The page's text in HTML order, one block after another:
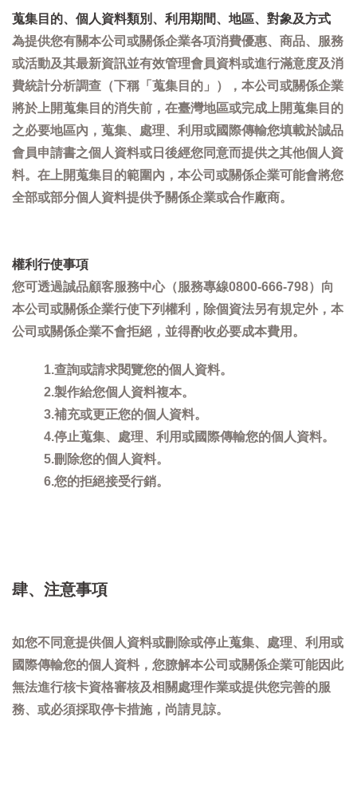
蒐集目的、個人資料類別、利用期間、地區、對象及方式
為提供您有關本公司或關係企業各項消費優惠、商品、服務
或活動及其最新資訊並有效管理會員資料或進行滿意度及消
費統計分析調查（下稱「蒐集目的」），本公司或關係企業
將於上開蒐集目的消失前，在臺灣地區或完成上開蒐集目的
之必要地區內，蒐集、處理、利用或國際傳輸您填載於誠品
會員申請書之個人資料或日後經您同意而提供之其他個人資
料。在上開蒐集目的範圍內，本公司或關係企業可能會將您
全部或部分個人資料提供予關係企業或合作廠商。
權利行使事項
您可透過誠品顧客服務中心（服務專線0800-666-798）向
本公司或關係企業行使下列權利，除個資法另有規定外，本
公司或關係企業不會拒絕，並得酌收必要成本費用。
1.查詢或請求閱覽您的個人資料。
2.製作給您個人資料複本。
3.補充或更正您的個人資料。
4.停止蒐集、處理、利用或國際傳輸您的個人資料。
5.刪除您的個人資料。
6.您的拒絕接受行銷。
肆、注意事項
如您不同意提供個人資料或刪除或停止蒐集、處理、利用或
國際傳輸您的個人資料，您膫解本公司或關係企業可能因此
無法進行核卡資格審核及相關處理作業或提供您完善的服
務、或必須採取停卡措施，尚請見諒。